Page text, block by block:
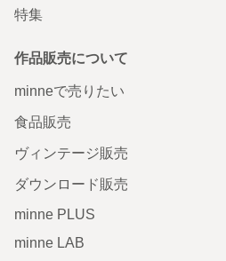
特集
作品販売について
minneで売りたい
食品販売
ヴィンテージ販売
ダウンロード販売
minne PLUS
minne LAB